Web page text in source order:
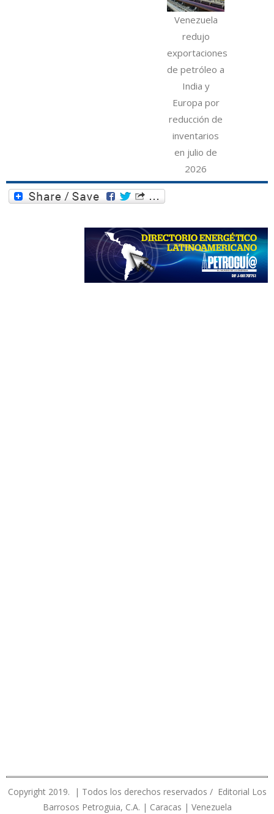
Venezuela
redujo
exportaciones
de petróleo a
India y
Europa por
reducción de
inventarios
en julio de
2026
Copyright 2019. | Todos los derechos reservados / Editorial Los
Barrosos Petroguia, C.A. | Caracas | Venezuela